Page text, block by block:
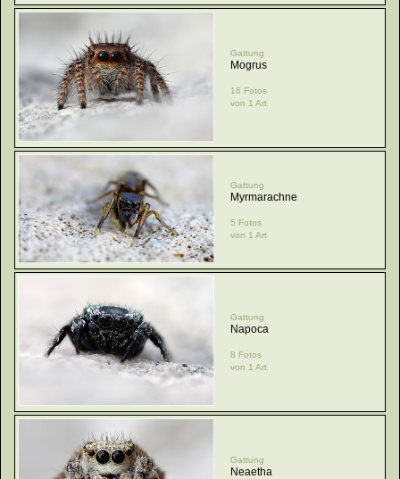
Gattung
Mogrus
16 Fotos
von 1 Art
Gattung
Myrmarachne
5 Fotos
von 1 Art
Gattung
Napoca
8 Fotos
von 1 Art
Gattung
Neaetha